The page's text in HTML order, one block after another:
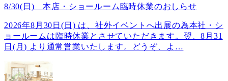
8/30(日) 本店・ショールーム臨時休業のおしらせ
2026年8月30日(日) は、社外イベントへ出展の為本社・シ
ョールームは臨時休業とさせていただきます。翌、8月31
日(月) より通常営業いたします。どうぞ、よ …